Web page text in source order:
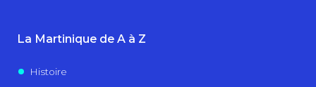
La Martinique de A à Z
Histoire